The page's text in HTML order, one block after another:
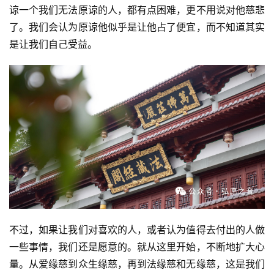
谅一个我们无法原谅的人，都有点困难，更不用说对他慈悲
了。我们会认为原谅他似乎是让他占了便宜，而不知道其实
是让我们自己受益。
不过，如果让我们对喜欢的人，或者认为值得去付出的人做
一些事情，我们还是愿意的。就从这里开始，不断地扩大心
量。从爱缘慈到众生缘慈，再到法缘慈和无缘慈，这是我们